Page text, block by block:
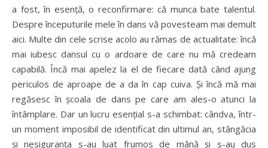
a fost, în esență, o reconfirmare: că munca bate talentul.
Despre începuturile mele în dans vă povesteam mai demult
aici. Multe din cele scrise acolo au rămas de actualitate: încă
mai iubesc dansul cu o ardoare de care nu mă credeam
capabilă. Încă mai apelez la el de fiecare dată când ajung
periculos de aproape de a da în cap cuiva. Și încă mă mai
regăsesc în școala de dans pe care am ales-o atunci la
întâmplare. Dar un lucru esențial s-a schimbat: cândva, într-
un moment imposibil de identificat din ultimul an, stângăcia
și nesiguranța s-au luat frumos de mână și s-au dus